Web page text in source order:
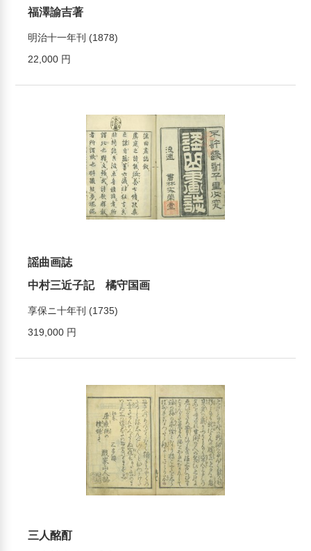
福澤諭吉著
明治十一年刊 (1878)
22,000 円
謡曲画誌
中村三近子記 橘守国画
享保ニ十年刊 (1735)
319,000 円
三人酩酊